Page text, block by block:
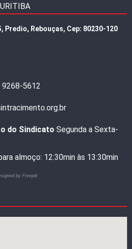
Predio, Rebouças, Cep: 80230-120
9268-5612
do Sindicato Segunda a Sexta-
almoço: 12:30min às 13:30min
by Freepik